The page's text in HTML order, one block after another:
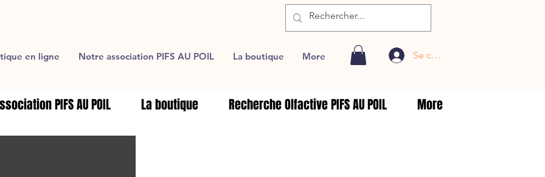
en ligne Notre association PIFS AU POIL La boutique More Se connecter
PIFS AU POIL La boutique Recherche Olfactive PIFS AU POIL More